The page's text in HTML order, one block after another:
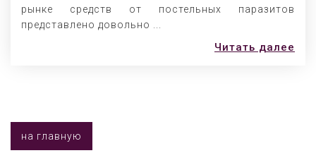
рынке средств от постельных паразитов
представлено довольно ...
Читать далее
на главную